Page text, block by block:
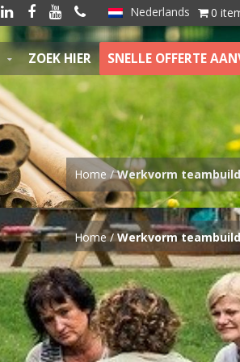
0
Nederlands
   
ZOEK HIER SNELLE OFFERTE
Home /Werkvorm
Home/Werkvorm